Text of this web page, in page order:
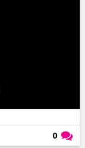
0